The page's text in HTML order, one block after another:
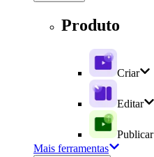
Produto
Criar
Editar
Publicar
Mais ferramentas